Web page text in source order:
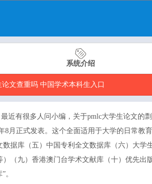
系统介绍
文查重吗 中国学术本科生入口
有很多人问小编，关于pmlc大学生论文的
月正式发表。这个全面适用于大学的日常教
据库（五）中国专利全文数据库（六）大
（九）香港澳门台学术文献库（十）优先
。